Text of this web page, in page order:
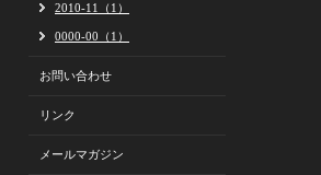
2010-11（1）
0000-00（1）
お問い合わせ
リンク
メールマガジン